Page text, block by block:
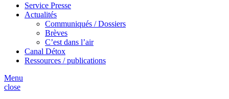
Service Presse
Actualités
Communiqués / Dossiers
Brèves
C’est dans l’air
Canal Détox
Ressources / publications
Menu
close